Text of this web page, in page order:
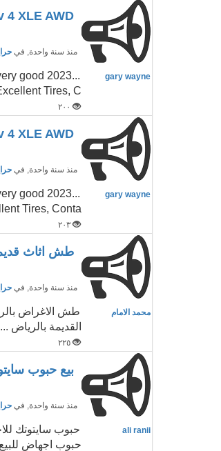
Selling My 2023 Toyota Rav 4 XLE AWD
منذ سنة واحدة, في
gary wayne
good
Tires, C
٢٠٠
Selling My 2023 Toyota Rav 4 XLE AWD
منذ سنة واحدة, في
gary wayne
good
Tires, Conta
٢٠٣
طش اثاث قديم
منذ سنة واحدة, في
محمد الامام
القديمة بالرياض ...
٢٢٥
بيع حبوب سايتوتك داخل
منذ سنة واحدة, في
ali ranii
حبوب اجهاض للبيع في الرياض (0596467361)